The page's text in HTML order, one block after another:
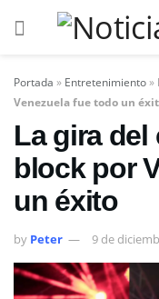
Portada » Entretenimiento»
Venezuela fue todo un
La gira del
block por
un éxito
by Peter 9 de